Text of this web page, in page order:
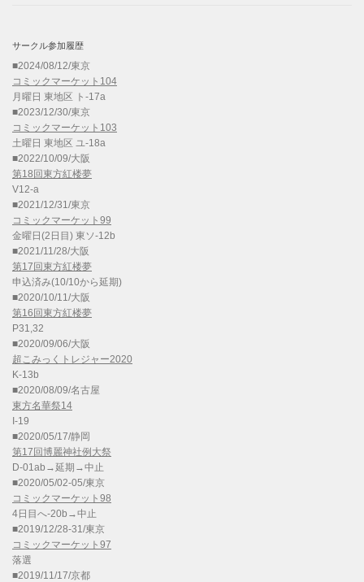
サークル参加履歴
■2024/08/12/東京
コミックマーケット104
月曜日 東地区 ト-17a
■2023/12/30/東京
コミックマーケット103
土曜日 東地区 ユ-18a
■2022/10/09/大阪
第18回東方紅楼夢
V12-a
■2021/12/31/東京
コミックマーケット99
金曜日(2日目) 東ソ-12b
■2021/11/28/大阪
第17回東方紅楼夢
申込済み(10/10から延期)
■2020/10/11/大阪
第16回東方紅楼夢
P31,32
■2020/09/06/大阪
超こみっくトレジャー2020
K-13b
■2020/08/09/名古屋
東方名華祭14
I-19
■2020/05/17/静岡
第17回博麗神社例大祭
D-01ab→延期→中止
■2020/05/02-05/東京
コミックマーケット98
4日目へ-20b→中止
■2019/12/28-31/東京
コミックマーケット97
落選
■2019/11/17/京都